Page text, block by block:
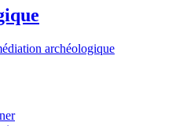
archéologique